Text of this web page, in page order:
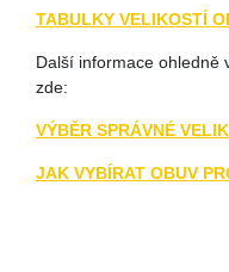
TABULKY VELIKOSTÍ
Další informace ohledně
zde:
VÝBĚR SPRÁVNÉ
JAK VYBÍRAT OBUV